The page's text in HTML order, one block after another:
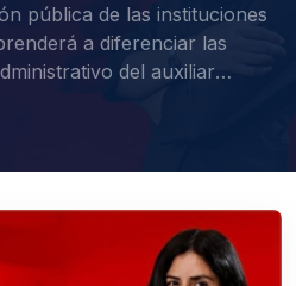
pública de las instituciones
a diferenciar las
del auxiliar
en las entidades